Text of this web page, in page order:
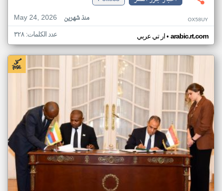
May 24, 2026
منذ شهرين OX58UY
ار تي عربي• arabic.rt.com عدد الكلمات: ٣٢٨